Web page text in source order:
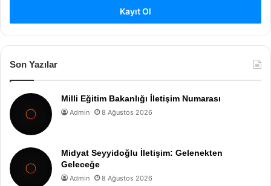
Kayıt Ol
Son Yazılar
Milli Eğitim Bakanlığı İletişim Numarası
Admin 8 Ağustos 2026
Midyat Seyyidoğlu İletişim: Gelenekten
Geleceğe
Admin 8 Ağustos 2026